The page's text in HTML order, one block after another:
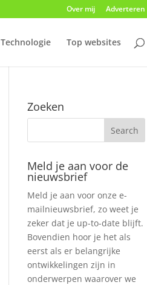
Over mij Adverteren
Technologie Top websites
Zoeken
Meld je aan voor de
nieuwsbrief
Meld je aan voor onze e-
mailnieuwsbrief, zo weet je
zeker dat je up-to-date blijft.
Bovendien hoor je het als
eerst als er belangrijke
ontwikkelingen zijn in
onderwerpen waarover we